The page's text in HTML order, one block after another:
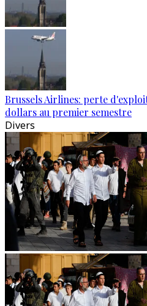
Brussels Airlines: perte
dollars au premier semestre
Divers